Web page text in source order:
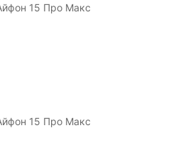
15 Про Макс
15 Про Макс